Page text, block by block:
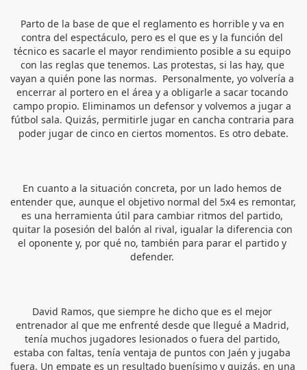
Parto de la base de que el reglamento es horrible y va en
contra del espectáculo, pero es el que es y la función del
técnico es sacarle el mayor rendimiento posible a su equipo
con las reglas que tenemos. Las protestas, si las hay, que
vayan a quién pone las normas.  Personalmente, yo volvería a
encerrar al portero en el área y a obligarle a sacar tocando
campo propio. Eliminamos un defensor y volvemos a jugar a
fútbol sala. Quizás, permitirle jugar en cancha contraria para
poder jugar de cinco en ciertos momentos. Es otro debate.
En cuanto a la situación concreta, por un lado hemos de
entender que, aunque el objetivo normal del 5x4 es remontar,
es una herramienta útil para cambiar ritmos del partido,
quitar la posesión del balón al rival, igualar la diferencia con
el oponente y, por qué no, también para parar el partido y
defender.
David Ramos, que siempre he dicho que es el mejor
entrenador al que me enfrenté desde que llegué a Madrid,
tenía muchos jugadores lesionados o fuera del partido,
estaba con faltas, tenía ventaja de puntos con Jaén y jugaba
fuera. Un empate es un resultado buenísimo y quizás, en una